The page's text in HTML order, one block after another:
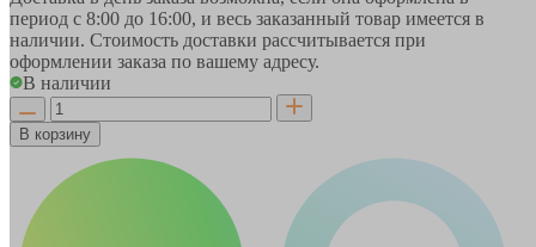
период с 8:00 до 16:00, и весь заказанный товар имеется в
наличии. Стоимость доставки рассчитывается при
оформлении заказа по вашему адресу.
В наличии
В корзину